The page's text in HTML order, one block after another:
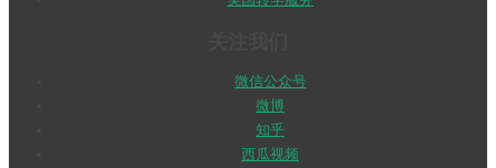
微信公众号
微博
知乎
西瓜视频